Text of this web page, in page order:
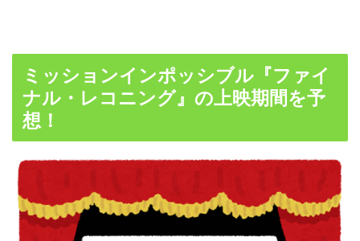
ミッションインポッシブル『ファイ
ナル・レコニング』の上映期間を予
想！